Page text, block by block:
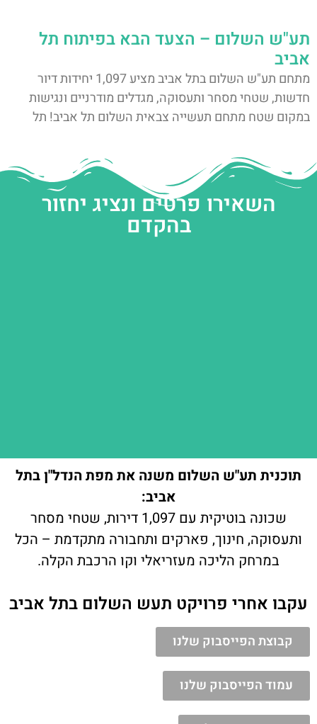
תע"ש השלום – הצעד הבא בפיתוח תל
אביב
מתחם תע"ש השלום בתל אביב מציע 1,097 יחידות דיור
חדשות, שטחי מסחר ותעסוקה, מגדלים מודרניים ונגישות
במקום שטח מתחם תעשייה צבאית השלום תל אביב! תל
השאירו פרטים ונציג יחזור
בהקדם
תוכנית תע"ש השלום משנה את מפת הנדל"ן בתל
אביב:
שכונה בוטיקית עם 1,097 דירות, שטחי מסחר
ותעסוקה, חינוך, פארקים ותחבורה מתקדמת – הכל
במרחק הליכה מעזריאלי וקו הרכבת הקלה.
עקבו אחרי פרויקט תעש השלום בתל אביב
קבוצת הפייסבוק שלנו
עמוד הפייסבוק שלנו